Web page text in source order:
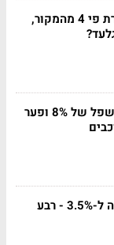
לא כוחות: ארץ נהדרת פי 4 מהמקור,
המסעדה הבאה עם שפל של 8% ופער
מדד ישראל התרסקה ל-3.5% - רבע